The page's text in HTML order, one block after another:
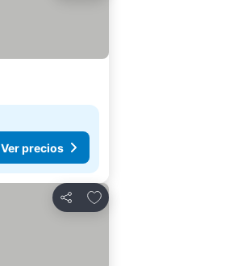
Ver precios
Compartir
Agregar a favoritos